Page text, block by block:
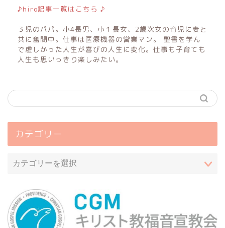
♪hiro記事一覧はこちら ♪
３児のパパ。小4長男、小１長女、2歳次女の育児に妻と
共に奮闘中。仕事は医療機器の営業マン。 聖書を学ん
で虚しかった人生が喜びの人生に変化。仕事も子育ても
人生も思いっきり楽しみたい。
カテゴリー